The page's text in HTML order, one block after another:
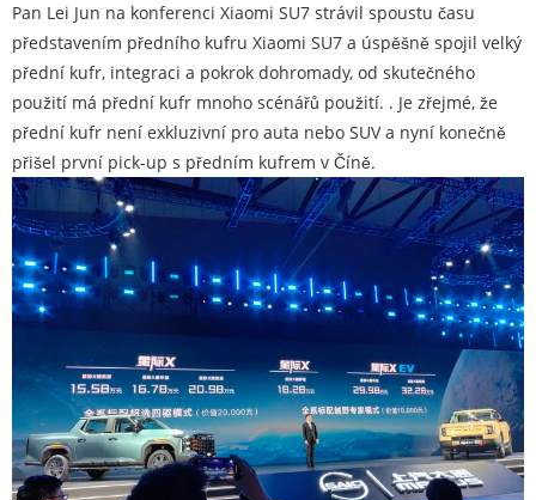
Pan Lei Jun na konferenci Xiaomi SU7 strávil spoustu času
představením předního kufru Xiaomi SU7 a úspěšně spojil velký
přední kufr, integraci a pokrok dohromady, od skutečného
použití má přední kufr mnoho scénářů použití. . Je zřejmé, že
přední kufr není exkluzivní pro auta nebo SUV a nyní konečně
přišel první pick-up s předním kufrem v Číně.